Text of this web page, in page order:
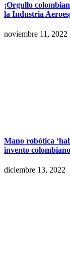
¡Orgullo
la Industria
noviembre 11, 2022
Mano robótica
invento colombiano
diciembre 13, 2022